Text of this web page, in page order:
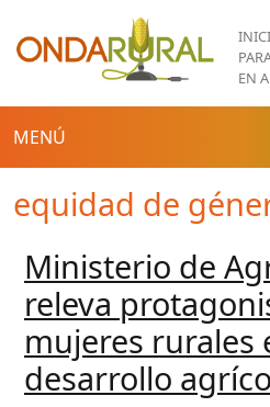
Pasar al contenido principal
EN
MENÚ
equidad de
Ministerio de
releva
mujeres rurales
desarrollo